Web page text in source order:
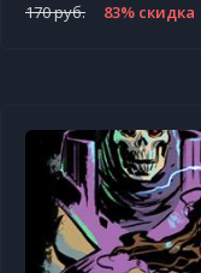
170 руб. 83% скидка